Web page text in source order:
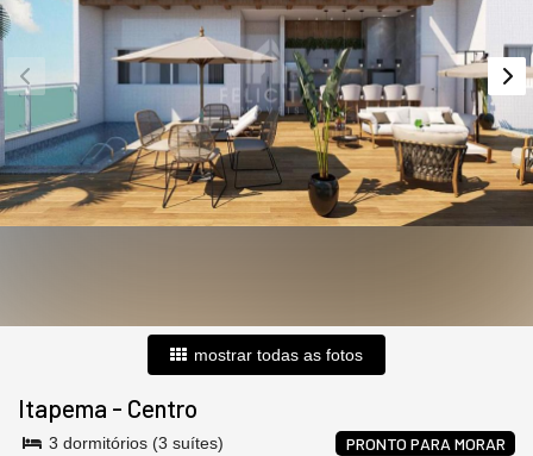
mostrar todas as fotos
Itapema - Centro
PRONTO PARA MORAR
3 dormitórios (3 suítes)